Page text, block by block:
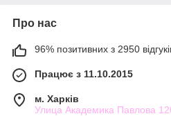
Про нас
96% позитивних з 2950
Працює з 11.10.2015
м. Харків
Улица Академика Павлова